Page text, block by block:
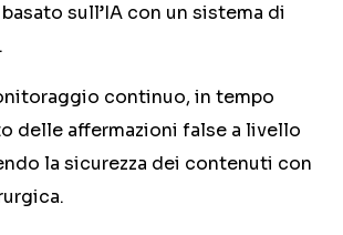
sull’IA con un sistema di
continuo, in tempo
delle affermazioni false a livello
la sicurezza dei contenuti con